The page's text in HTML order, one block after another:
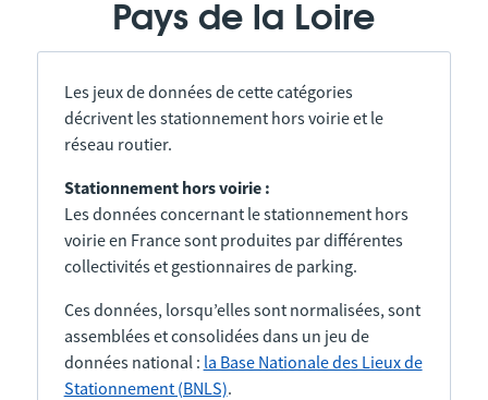
Pays de la Loire
Les jeux de données de cette catégories
décrivent les stationnement hors voirie et le
réseau routier.
Stationnement hors voirie :
Les données concernant le stationnement hors
voirie en France sont produites par différentes
collectivités et gestionnaires de parking.
Ces données, lorsqu’elles sont normalisées, sont
assemblées et consolidées dans un jeu de
données national : la Base Nationale des Lieux de
Stationnement (BNLS).